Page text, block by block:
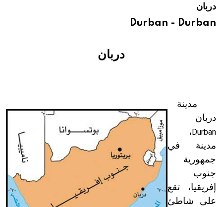
دربان
Durban - Durban
دربان
مدينة
دربان
Durban ،
مدينة في
جمهورية
جنوب
إفريقيا، تقع
على شاطئ